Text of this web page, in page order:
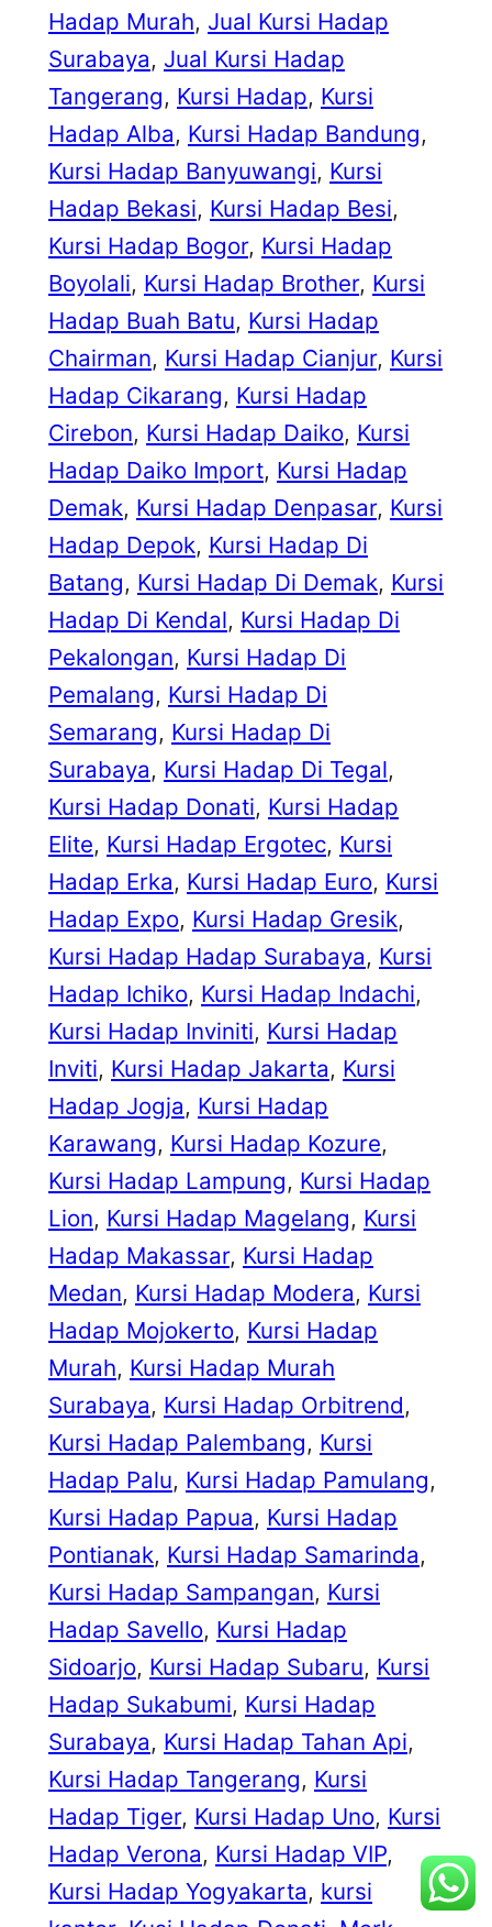
Hadap Murah, Jual Kursi Hadap
Surabaya, Jual Kursi Hadap
Tangerang, Kursi Hadap, Kursi
Hadap Alba, Kursi Hadap Bandung
Kursi Hadap Banyuwangi, Kursi
Hadap Bekasi, Kursi Hadap Besi
Kursi Hadap Bogor, Kursi Hadap
Boyolali, Kursi Hadap Brother, Kursi
Hadap Buah Batu, Kursi Hadap
Chairman, Kursi Hadap Cianjur, Kursi
Hadap Cikarang, Kursi Hadap
Cirebon, Kursi Hadap Daiko, Kursi
Hadap Daiko Import, Kursi Hadap
Demak, Kursi Hadap Denpasar, Kursi
Hadap Depok, Kursi Hadap Di
Batang, Kursi Hadap Di Demak, Kursi
Hadap Di Kendal, Kursi Hadap Di
Pekalongan, Kursi Hadap Di
Pemalang, Kursi Hadap Di
Semarang, Kursi Hadap Di
Surabaya, Kursi Hadap Di Tegal
Kursi Hadap Donati, Kursi Hadap
Elite, Kursi Hadap Ergotec, Kursi
Hadap Erka, Kursi Hadap Euro, Kursi
Hadap Expo, Kursi Hadap Gresik
Kursi Hadap Hadap Surabaya, Kursi
Hadap Ichiko, Kursi Hadap Indachi
Kursi Hadap Inviniti, Kursi Hadap
Inviti, Kursi Hadap Jakarta, Kursi
Hadap Jogja, Kursi Hadap
Karawang, Kursi Hadap Kozure
Kursi Hadap Lampung, Kursi Hadap
Lion, Kursi Hadap Magelang, Kursi
Hadap Makassar, Kursi Hadap
Medan, Kursi Hadap Modera, Kursi
Hadap Mojokerto, Kursi Hadap
Murah, Kursi Hadap Murah
Surabaya, Kursi Hadap Orbitrend
Kursi Hadap Palembang, Kursi
Hadap Palu, Kursi Hadap Pamulang
Kursi Hadap Papua, Kursi Hadap
Pontianak, Kursi Hadap Samarinda
Kursi Hadap Sampangan, Kursi
Hadap Savello, Kursi Hadap
Sidoarjo, Kursi Hadap Subaru, Kursi
Hadap Sukabumi, Kursi Hadap
Surabaya, Kursi Hadap Tahan Api
Kursi Hadap Tangerang, Kursi
Hadap Tiger, Kursi Hadap Uno, Kursi
Hadap Verona, Kursi Hadap VIP
Kursi Hadap Yogyakarta, kursi